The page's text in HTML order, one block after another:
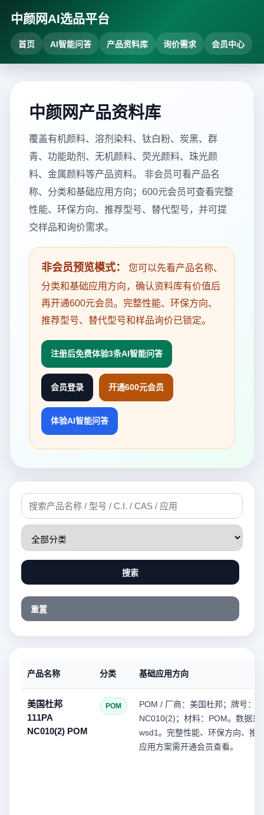
中颜网AI选品平台
首页 AI智能问答 产品资料库 询价需求 会员中心
中颜网产品资料库
覆盖有机颜料、溶剂染料、钛白粉、炭黑、群
青、功能助剂、无机颜料、荧光颜料、珠光颜
料、金属颜料等产品资料。 非会员可看产品名
称、分类和基础应用方向；600元会员可查看完整
性能、环保方向、推荐型号、替代型号，并可提
交样品和询价需求。
非会员预览模式：
您可以先看产品名称、
分类和基础应用方向，确认资料库有价值后
再开通600元会员。完整性能、环保方向、
推荐型号、替代型号和样品询价已锁定。
注册后免费体验3条AI智能问答
会员登录 开通600元会员
体验AI智能问答
搜索
重置
产品名称 分类 基础应用方向
美国杜邦
111PA
NC010(2) POM
POM
POM / 厂商：美国杜邦；牌号：
NC010(2)；材料：POM。数据来
wsd1。完整性能、环保方向、推
应用方案需开通会员查看。